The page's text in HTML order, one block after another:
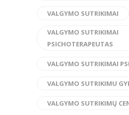
VALGYMO SUTRIKIMAI
VALGYMO SUTRIKIMAI
PSICHOTERAPEUTAS
VALGYMO SUTRIKIMAI
VALGYMO SUTRIKIMU
VALGYMO SUTRIKIMŲ